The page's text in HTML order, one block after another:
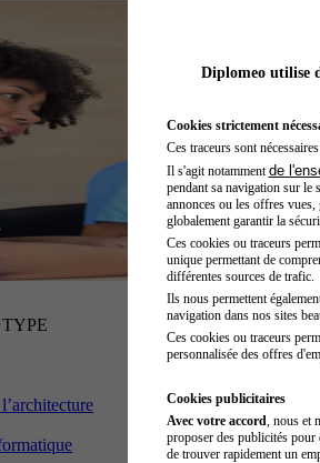
Diplomeo utilise
Cookies strictement
Ces traceurs sont
Il s'agit notamment de
pendant sa navigation sur le
annonces ou les offres
globalement garantir la
Ces cookies ou traceurs
unique permettant de
différentes sources de trafic.
Ils nous permettent
navigation dans nos sites
Ces cookies ou traceurs
personnalisée des offres
Cookies publicitaires
Avec votre accord , nous
proposer des publicités
de trouver rapidement un